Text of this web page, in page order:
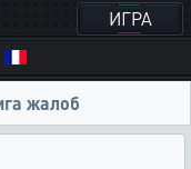
ИГРА
жалоб